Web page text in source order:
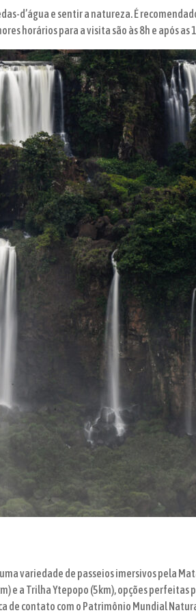
d’água e sentir a natureza. É
horários para a visita são às 8h e após as
variedade de passeios imersivos pela
e a Trilha Ytepopo (5km), opções perfeitas
de contato com o Patrimônio Mundial